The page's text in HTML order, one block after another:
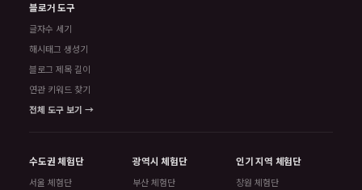
블로거 도구
글자수 세기
해시태그 생성기
블로그 제목 길이
연관 키워드 찾기
전체 도구 보기 →
수도권 체험단
서울 체험단
광역시 체험단
부산 체험단
인기 지역 체험단
창원 체험단